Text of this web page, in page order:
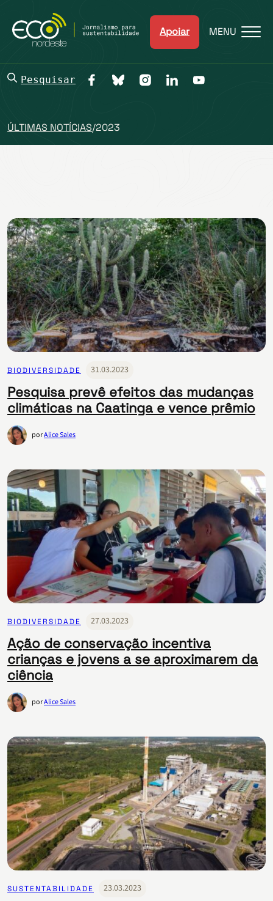
Apoiar MENU
Pesquisar
ÚLTIMAS NOTÍCIAS/2023
BIODIVERSIDADE 31.03.2023
Pesquisa prevê efeitos das mudanças
climáticas na Caatinga e vence prêmio
porAlice Sales
BIODIVERSIDADE 27.03.2023
Ação de conservação incentiva
crianças e jovens a se aproximarem da
ciência
porAlice Sales
SUSTENTABILIDADE 23.03.2023